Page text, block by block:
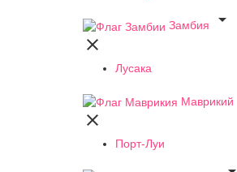
Замбия


Лусака
Маврикий

Порт-Луи